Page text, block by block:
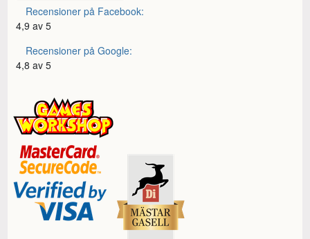
Recensioner på Facebook:
4,9 av 5
Recensioner på Google:
4,8 av 5